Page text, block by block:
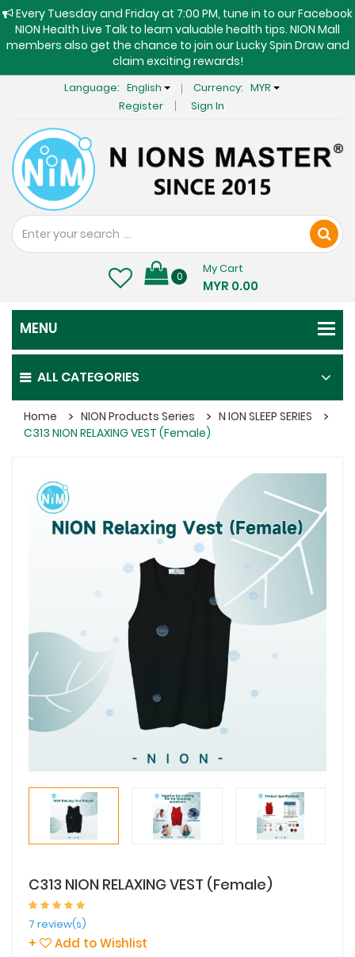
Every Tuesday and Friday at 7:00 PM, tune in to our Facebook
NION Health Live Talk to learn valuable health tips. NION Mall
members also get the chance to join our Lucky Spin Draw and
claim exciting rewards!
Language: English Currency: MYR
Register
Sign In
0
My Cart
MYR 0.00
ALL CATEGORIES
Home NION Products Series
N ION SLEEP SERIES
C313 NION RELAXING VEST (Female)
C313 NION RELAXING VEST (Female)
7 review(s)
+ Add to Wishlist